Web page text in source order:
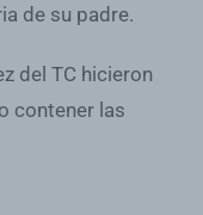
de su padre.
del TC hicieron
contener las